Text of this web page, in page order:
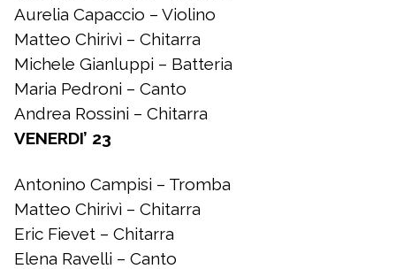
Aurelia Capaccio – Violino
Matteo Chirivì – Chitarra
Michele Gianluppi – Batteria
Maria Pedroni – Canto
Andrea Rossini – Chitarra
VENERDI’ 23
Antonino Campisi – Tromba
Matteo Chirivì – Chitarra
Eric Fievet – Chitarra
Elena Ravelli – Canto